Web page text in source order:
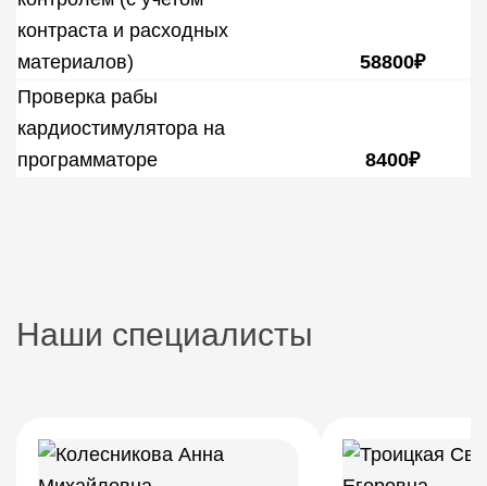
контраста и расходных
материалов)
58800₽
Проверка рабы
кардиостимулятора на
программаторе
8400₽
Наши специалисты